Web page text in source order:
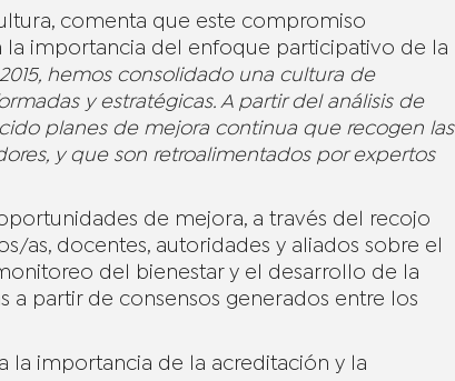
comenta que este compromiso
la importancia del enfoque participativo de la
hemos consolidado una cultura de
y estratégicas. A partir del análisis de
planes de mejora continua que recogen las
y que son retroalimentados por expertos
de mejora, a través del recojo
as, docentes, autoridades y aliados sobre el
del bienestar y el desarrollo de la
a partir de consensos generados entre los
la importancia de la acreditación y la